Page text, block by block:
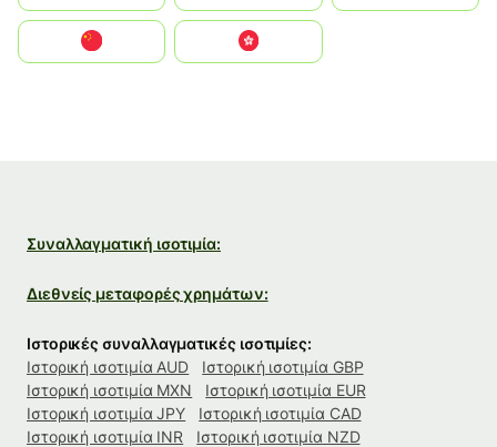
中國香港特別行政區
Συναλλαγματική ισοτιμία:
Διεθνείς μεταφορές χρημάτων:
Ιστορικές συναλλαγματικές ισοτιμίες:
Ιστορική ισοτιμία AUD
Ιστορική ισοτιμία GBP
Ιστορική ισοτιμία MXN
Ιστορική ισοτιμία EUR
Ιστορική ισοτιμία JPY
Ιστορική ισοτιμία CAD
Ιστορική ισοτιμία INR
Ιστορική ισοτιμία NZD